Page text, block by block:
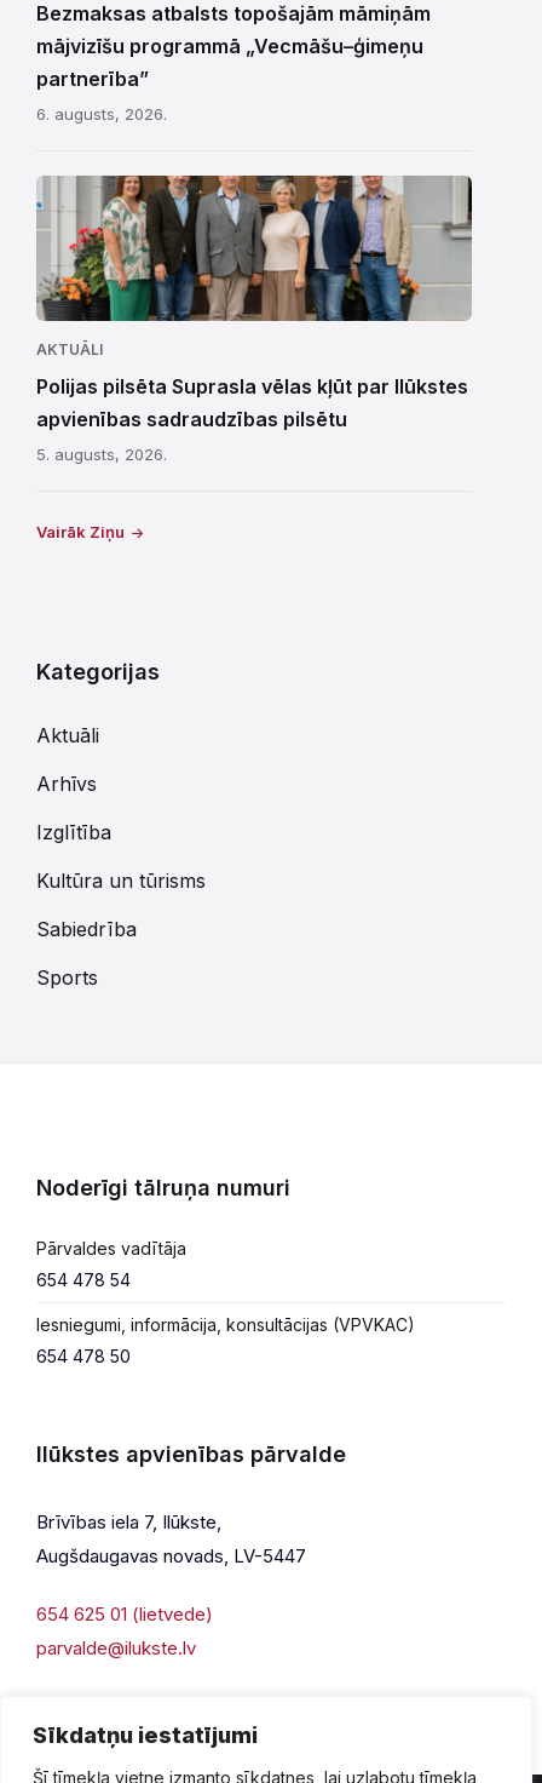
Sīkdatņu iestatījumi
Šī tīmekļa vietne izmanto sīkdatnes, lai uzlabotu tīmekļa
Bezmaksas atbalsts topošajām māmiņām
mājvizīšu programmā „Vecmāšu–ģimeņu
partnerība”
6. augusts, 2026.
AKTUĀLI
Polijas pilsēta Suprasla vēlas kļūt par Ilūkstes
apvienības sadraudzības pilsētu
5. augusts, 2026.
Vairāk Ziņu
Kategorijas
Aktuāli
Arhīvs
Izglītība
Kultūra un tūrisms
Sabiedrība
Sports
Noderīgi tālruņa numuri
Pārvaldes vadītāja
654 478 54
Iesniegumi, informācija, konsultācijas (VPVKAC)
654 478 50
Ilūkstes apvienības pārvalde
Brīvības iela 7, Ilūkste,
Augšdaugavas novads, LV-5447
654 625 01 (lietvede)
parvalde@ilukste.lv